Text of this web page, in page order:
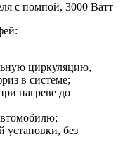
с помпой, 3000 Ватт
циркуляцию,
в системе;
нагреве до
установки, без